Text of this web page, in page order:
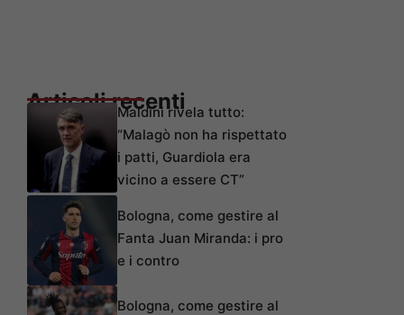
Articoli recenti
Maldini rivela tutto:
“Malagò non ha rispettato
i patti, Guardiola era
vicino a essere CT”
Bologna, come gestire al
Fanta Juan Miranda: i pro
e i contro
Bologna, come gestire al